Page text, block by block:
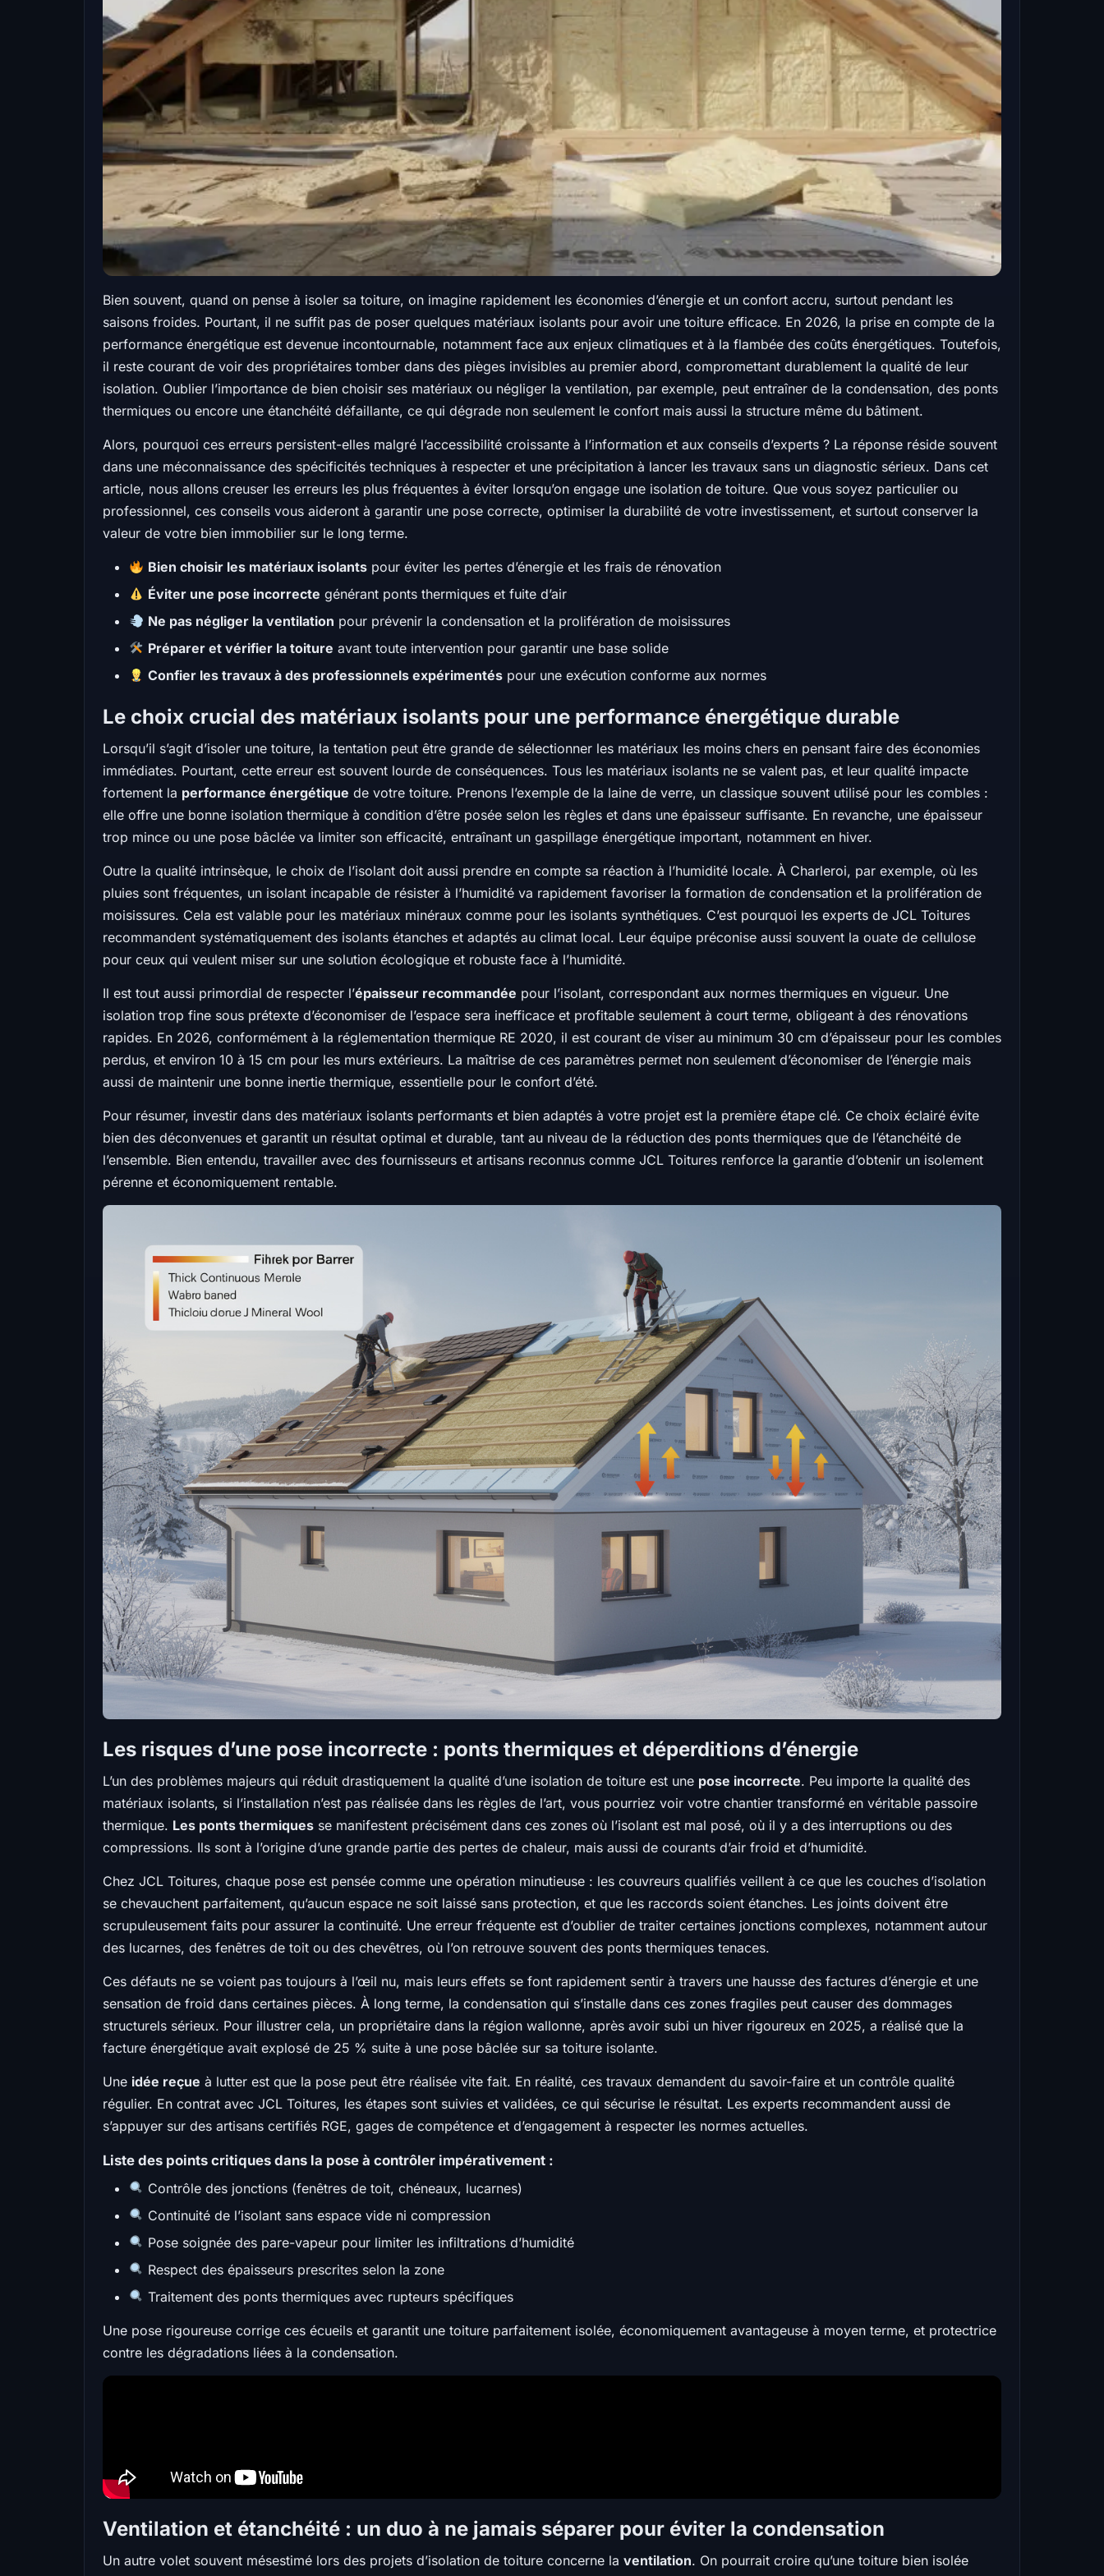
Bien souvent, quand on pense à isoler sa toiture, on imagine rapidement les économies d’énergie et un confort accru, surtout pendant les
saisons froides. Pourtant, il ne suffit pas de poser quelques matériaux isolants pour avoir une toiture efficace. En 2026, la prise en compte de la
performance énergétique est devenue incontournable, notamment face aux enjeux climatiques et à la flambée des coûts énergétiques. Toutefois,
il reste courant de voir des propriétaires tomber dans des pièges invisibles au premier abord, compromettant durablement la qualité de leur
isolation. Oublier l’importance de bien choisir ses matériaux ou négliger la ventilation, par exemple, peut entraîner de la condensation, des ponts
thermiques ou encore une étanchéité défaillante, ce qui dégrade non seulement le confort mais aussi la structure même du bâtiment.
Alors, pourquoi ces erreurs persistent-elles malgré l’accessibilité croissante à l’information et aux conseils d’experts ? La réponse réside souvent
dans une méconnaissance des spécificités techniques à respecter et une précipitation à lancer les travaux sans un diagnostic sérieux. Dans cet
article, nous allons creuser les erreurs les plus fréquentes à éviter lorsqu’on engage une isolation de toiture. Que vous soyez particulier ou
professionnel, ces conseils vous aideront à garantir une pose correcte, optimiser la durabilité de votre investissement, et surtout conserver la
valeur de votre bien immobilier sur le long terme.
Bien choisir les matériaux isolants pour éviter les pertes d’énergie et les frais de rénovation
Éviter une pose incorrecte générant ponts thermiques et fuite d’air
Ne pas négliger la ventilation pour prévenir la condensation et la prolifération de moisissures
Préparer et vérifier la toiture avant toute intervention pour garantir une base solide
Confier les travaux à des professionnels expérimentés pour une exécution conforme aux normes
Le choix crucial des matériaux isolants pour une performance énergétique durable
Lorsqu’il s’agit d’isoler une toiture, la tentation peut être grande de sélectionner les matériaux les moins chers en pensant faire des économies
immédiates. Pourtant, cette erreur est souvent lourde de conséquences. Tous les matériaux isolants ne se valent pas, et leur qualité impacte
fortement la performance énergétique de votre toiture. Prenons l’exemple de la laine de verre, un classique souvent utilisé pour les combles :
elle offre une bonne isolation thermique à condition d’être posée selon les règles et dans une épaisseur suffisante. En revanche, une épaisseur
trop mince ou une pose bâclée va limiter son efficacité, entraînant un gaspillage énergétique important, notamment en hiver.
Outre la qualité intrinsèque, le choix de l’isolant doit aussi prendre en compte sa réaction à l’humidité locale. À Charleroi, par exemple, où les
pluies sont fréquentes, un isolant incapable de résister à l’humidité va rapidement favoriser la formation de condensation et la prolifération de
moisissures. Cela est valable pour les matériaux minéraux comme pour les isolants synthétiques. C’est pourquoi les experts de JCL Toitures
recommandent systématiquement des isolants étanches et adaptés au climat local. Leur équipe préconise aussi souvent la ouate de cellulose
pour ceux qui veulent miser sur une solution écologique et robuste face à l’humidité.
Il est tout aussi primordial de respecter l’épaisseur recommandée pour l’isolant, correspondant aux normes thermiques en vigueur. Une
isolation trop fine sous prétexte d’économiser de l’espace sera inefficace et profitable seulement à court terme, obligeant à des rénovations
rapides. En 2026, conformément à la réglementation thermique RE 2020, il est courant de viser au minimum 30 cm d’épaisseur pour les combles
perdus, et environ 10 à 15 cm pour les murs extérieurs. La maîtrise de ces paramètres permet non seulement d’économiser de l’énergie mais
aussi de maintenir une bonne inertie thermique, essentielle pour le confort d’été.
Pour résumer, investir dans des matériaux isolants performants et bien adaptés à votre projet est la première étape clé. Ce choix éclairé évite
bien des déconvenues et garantit un résultat optimal et durable, tant au niveau de la réduction des ponts thermiques que de l’étanchéité de
l’ensemble. Bien entendu, travailler avec des fournisseurs et artisans reconnus comme JCL Toitures renforce la garantie d’obtenir un isolement
pérenne et économiquement rentable.
Les risques d’une pose incorrecte : ponts thermiques et déperditions d’énergie
L’un des problèmes majeurs qui réduit drastiquement la qualité d’une isolation de toiture est une pose incorrecte. Peu importe la qualité des
matériaux isolants, si l’installation n’est pas réalisée dans les règles de l’art, vous pourriez voir votre chantier transformé en véritable passoire
thermique. Les ponts thermiques se manifestent précisément dans ces zones où l’isolant est mal posé, où il y a des interruptions ou des
compressions. Ils sont à l’origine d’une grande partie des pertes de chaleur, mais aussi de courants d’air froid et d’humidité.
Chez JCL Toitures, chaque pose est pensée comme une opération minutieuse : les couvreurs qualifiés veillent à ce que les couches d’isolation
se chevauchent parfaitement, qu’aucun espace ne soit laissé sans protection, et que les raccords soient étanches. Les joints doivent être
scrupuleusement faits pour assurer la continuité. Une erreur fréquente est d’oublier de traiter certaines jonctions complexes, notamment autour
des lucarnes, des fenêtres de toit ou des chevêtres, où l’on retrouve souvent des ponts thermiques tenaces.
Ces défauts ne se voient pas toujours à l’œil nu, mais leurs effets se font rapidement sentir à travers une hausse des factures d’énergie et une
sensation de froid dans certaines pièces. À long terme, la condensation qui s’installe dans ces zones fragiles peut causer des dommages
structurels sérieux. Pour illustrer cela, un propriétaire dans la région wallonne, après avoir subi un hiver rigoureux en 2025, a réalisé que la
facture énergétique avait explosé de 25 % suite à une pose bâclée sur sa toiture isolante.
Une idée reçue à lutter est que la pose peut être réalisée vite fait. En réalité, ces travaux demandent du savoir-faire et un contrôle qualité
régulier. En contrat avec JCL Toitures, les étapes sont suivies et validées, ce qui sécurise le résultat. Les experts recommandent aussi de
s’appuyer sur des artisans certifiés RGE, gages de compétence et d’engagement à respecter les normes actuelles.
Liste des points critiques dans la pose à contrôler impérativement :
Contrôle des jonctions (fenêtres de toit, chéneaux, lucarnes)
Continuité de l’isolant sans espace vide ni compression
Pose soignée des pare-vapeur pour limiter les infiltrations d’humidité
Respect des épaisseurs prescrites selon la zone
Traitement des ponts thermiques avec rupteurs spécifiques
Une pose rigoureuse corrige ces écueils et garantit une toiture parfaitement isolée, économiquement avantageuse à moyen terme, et protectrice
contre les dégradations liées à la condensation.
Ventilation et étanchéité : un duo à ne jamais séparer pour éviter la condensation
Un autre volet souvent mésestimé lors des projets d’isolation de toiture concerne la ventilation. On pourrait croire qu’une toiture bien isolée